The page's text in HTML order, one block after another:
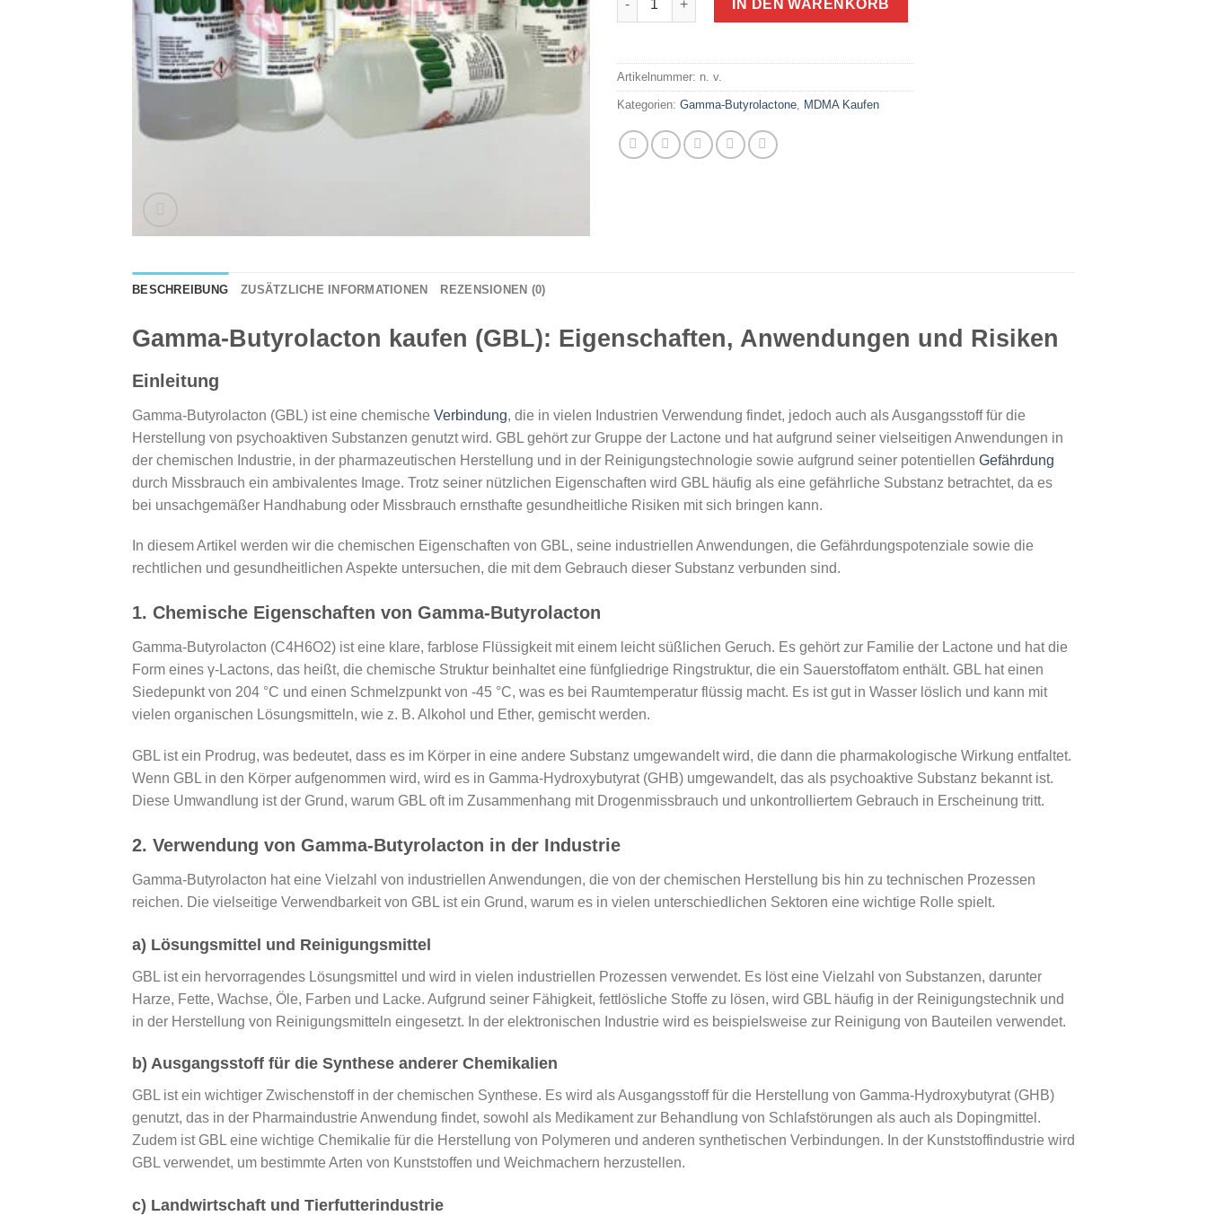
IN DEN WARENKORB
Artikelnummer: n. v.
Kategorien: Gamma-Butyrolactone MDMA Kaufen
BESCHREIBUNG ZUSÄTZLICHE INFORMATIONEN REZENSIONEN (0)
Gamma-Butyrolacton kaufen (GBL): Eigenschaften, Anwendungen und Risiken
Einleitung
Gamma-Butyrolacton (GBL) ist eine chemische Verbindung, die in vielen Industrien Verwendung findet, jedoch auch als Ausgangsstoff für die
Herstellung von psychoaktiven Substanzen genutzt wird. GBL gehört zur Gruppe der Lactone und hat aufgrund seiner vielseitigen Anwendungen in
der chemischen Industrie, in der pharmazeutischen Herstellung und in der Reinigungstechnologie sowie aufgrund seiner potentiellen Gefährdung
durch Missbrauch ein ambivalentes Image. Trotz seiner nützlichen Eigenschaften wird GBL häufig als eine gefährliche Substanz betrachtet, da es
bei unsachgemäßer Handhabung oder Missbrauch ernsthafte gesundheitliche Risiken mit sich bringen kann.
In diesem Artikel werden wir die chemischen Eigenschaften von GBL, seine industriellen Anwendungen, die Gefährdungspotenziale sowie die
rechtlichen und gesundheitlichen Aspekte untersuchen, die mit dem Gebrauch dieser Substanz verbunden sind.
1. Chemische Eigenschaften von Gamma-Butyrolacton
Gamma-Butyrolacton (C4H6O2) ist eine klare, farblose Flüssigkeit mit einem leicht süßlichen Geruch. Es gehört zur Familie der Lactone und hat die
Form eines γ-Lactons, das heißt, die chemische Struktur beinhaltet eine fünfgliedrige Ringstruktur, die ein Sauerstoffatom enthält. GBL hat einen
Siedepunkt von 204 °C und einen Schmelzpunkt von -45 °C, was es bei Raumtemperatur flüssig macht. Es ist gut in Wasser löslich und kann mit
vielen organischen Lösungsmitteln, wie z. B. Alkohol und Ether, gemischt werden.
GBL ist ein Prodrug, was bedeutet, dass es im Körper in eine andere Substanz umgewandelt wird, die dann die pharmakologische Wirkung entfaltet.
Wenn GBL in den Körper aufgenommen wird, wird es in Gamma-Hydroxybutyrat (GHB) umgewandelt, das als psychoaktive Substanz bekannt ist.
Diese Umwandlung ist der Grund, warum GBL oft im Zusammenhang mit Drogenmissbrauch und unkontrolliertem Gebrauch in Erscheinung tritt.
2. Verwendung von Gamma-Butyrolacton in der Industrie
Gamma-Butyrolacton hat eine Vielzahl von industriellen Anwendungen, die von der chemischen Herstellung bis hin zu technischen Prozessen
reichen. Die vielseitige Verwendbarkeit von GBL ist ein Grund, warum es in vielen unterschiedlichen Sektoren eine wichtige Rolle spielt.
a) Lösungsmittel und Reinigungsmittel
GBL ist ein hervorragendes Lösungsmittel und wird in vielen industriellen Prozessen verwendet. Es löst eine Vielzahl von Substanzen, darunter
Harze, Fette, Wachse, Öle, Farben und Lacke. Aufgrund seiner Fähigkeit, fettlösliche Stoffe zu lösen, wird GBL häufig in der Reinigungstechnik und
in der Herstellung von Reinigungsmitteln eingesetzt. In der elektronischen Industrie wird es beispielsweise zur Reinigung von Bauteilen verwendet.
b) Ausgangsstoff für die Synthese anderer Chemikalien
GBL ist ein wichtiger Zwischenstoff in der chemischen Synthese. Es wird als Ausgangsstoff für die Herstellung von Gamma-Hydroxybutyrat (GHB)
genutzt, das in der Pharmaindustrie Anwendung findet, sowohl als Medikament zur Behandlung von Schlafstörungen als auch als Dopingmittel.
Zudem ist GBL eine wichtige Chemikalie für die Herstellung von Polymeren und anderen synthetischen Verbindungen. In der Kunststoffindustrie wird
GBL verwendet, um bestimmte Arten von Kunststoffen und Weichmachern herzustellen.
c) Landwirtschaft und Tierfutterindustrie